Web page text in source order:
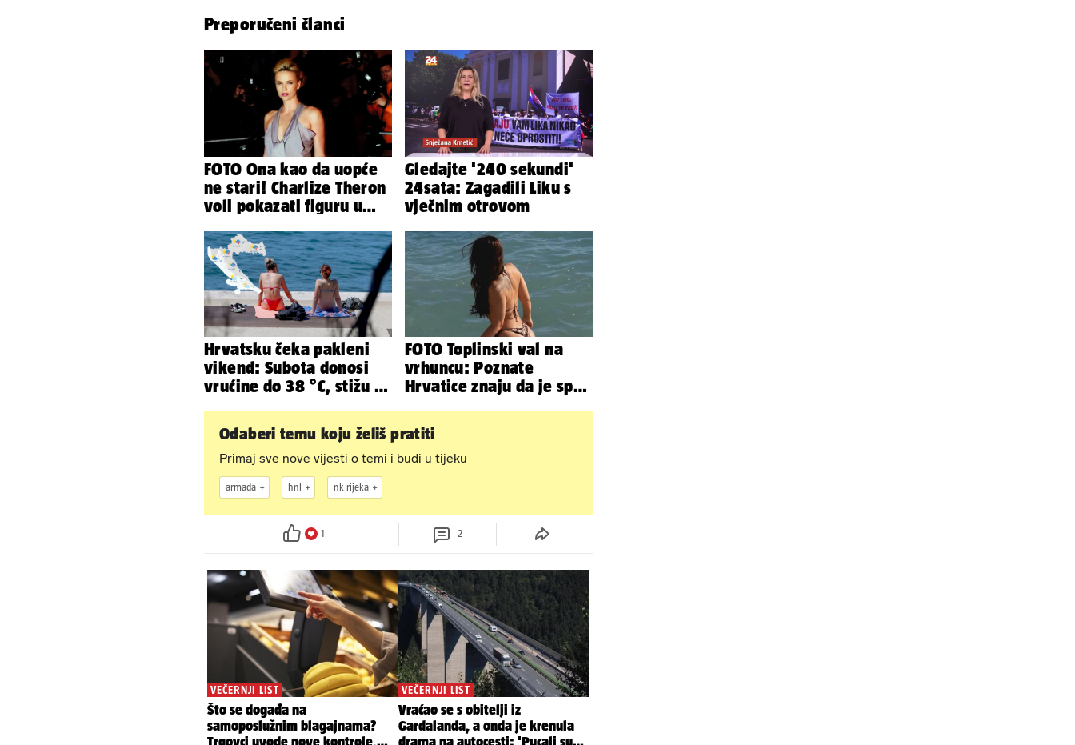
Preporučeni članci
FOTO Ona kao da uopće
ne stari! Charlize Theron
voli pokazati figuru u
Gledajte '240 sekundi'
24sata: Zagadili Liku s
vječnim otrovom
Hrvatsku čeka pakleni
vikend: Subota donosi
vrućine do 38 °C, stižu i
FOTO Toplinski val na
vrhuncu: Poznate
Hrvatice znaju da je spas
Odaberi temu koju želiš pratiti
Primaj sve nove vijesti o temi i budi u tijeku
armada hnl nk rijeka
1 2